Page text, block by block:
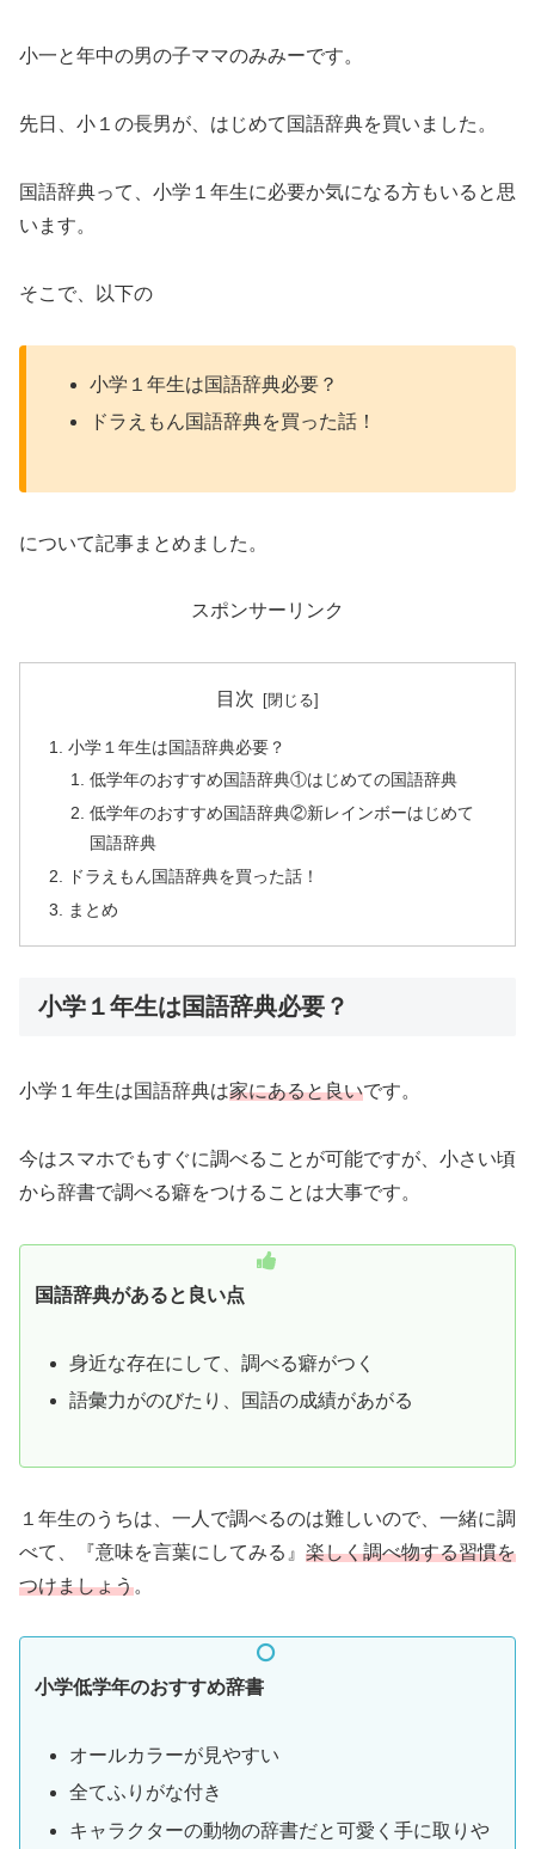
小一と年中の男の子ママのみみーです。
先日、小１の長男が、はじめて国語辞典を買いました。
国語辞典って、小学１年生に必要か気になる方もいると思
います。
そこで、以下の
小学１年生は国語辞典必要？
ドラえもん国語辞典を買った話！
について記事まとめました。
スポンサーリンク
目次
小学１年生は国語辞典必要？
低学年のおすすめ国語辞典①はじめての国語辞典
低学年のおすすめ国語辞典②新レインボーはじめて
国語辞典
ドラえもん国語辞典を買った話！
まとめ
小学１年生は国語辞典必要？
小学１年生は国語辞典は家にあると良いです。
今はスマホでもすぐに調べることが可能ですが、小さい頃
から辞書で調べる癖をつけることは大事です。
国語辞典があると良い点
身近な存在にして、調べる癖がつく
語彙力がのびたり、国語の成績があがる
１年生のうちは、一人で調べるのは難しいので、一緒に調
べて、『意味を言葉にしてみる』 楽しく調べ物する習慣を
つけましょう。
小学低学年のおすすめ辞書
オールカラーが見やすい
全てふりがな付き
キャラクターの動物の辞書だと可愛く手に取りや